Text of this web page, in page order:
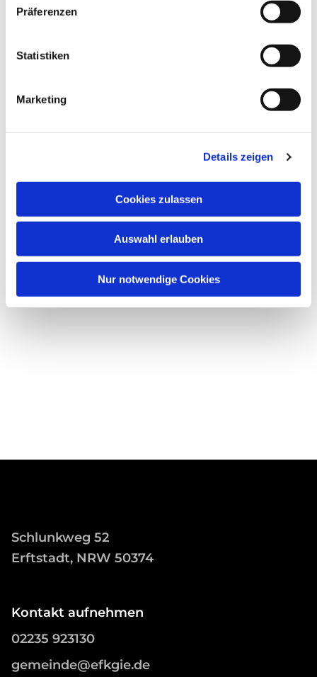
Präferenzen
Statistiken
Marketing
Details zeigen
Cookies zulassen
Auswahl erlauben
Nur notwendige Cookies
Dies könnte Sie auch
Schlunkweg 52
Erftstadt, NRW 50374
Kontakt aufnehmen
02235 923130
gemeinde@efkgie.de